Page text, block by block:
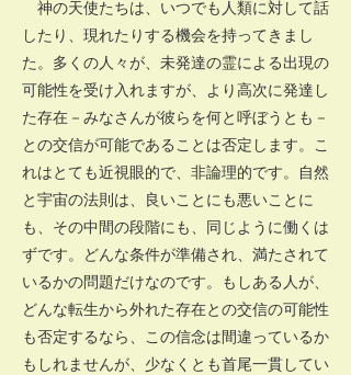
神の天使たちは、いつでも人類に対して話
したり、現れたりする機会を持ってきまし
た。多くの人々が、未発達の霊による出現の
可能性を受け入れますが、より高次に発達し
た存在－みなさんが彼らを何と呼ぼうとも－
との交信が可能であることは否定します。こ
れはとても近視眼的で、非論理的です。自然
と宇宙の法則は、良いことにも悪いことに
も、その中間の段階にも、同じように働くは
ずです。どんな条件が準備され、満たされて
いるかの問題だけなのです。もしある人が、
どんな転生から外れた存在との交信の可能性
も否定するなら、この信念は間違っているか
もしれませんが、少なくとも首尾一貫してい